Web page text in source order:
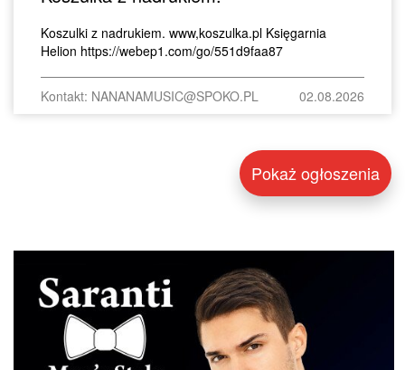
Koszulki z nadrukiem. www,koszulka.pl Księgarnia
Helion https://webep1.com/go/551d9faa87
Kontakt: NANANAMUSIC@SPOKO.PL 02.08.2026
Pokaż ogłoszenia